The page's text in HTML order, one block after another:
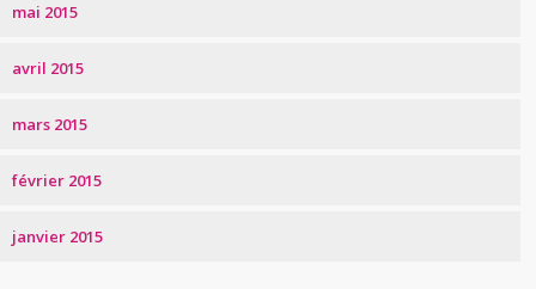
mai 2015
avril 2015
mars 2015
février 2015
janvier 2015